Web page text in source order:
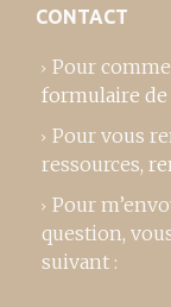
CONTACT
Pour
formulaire
Pour vous
ressources,
Pour
question,
suivant :